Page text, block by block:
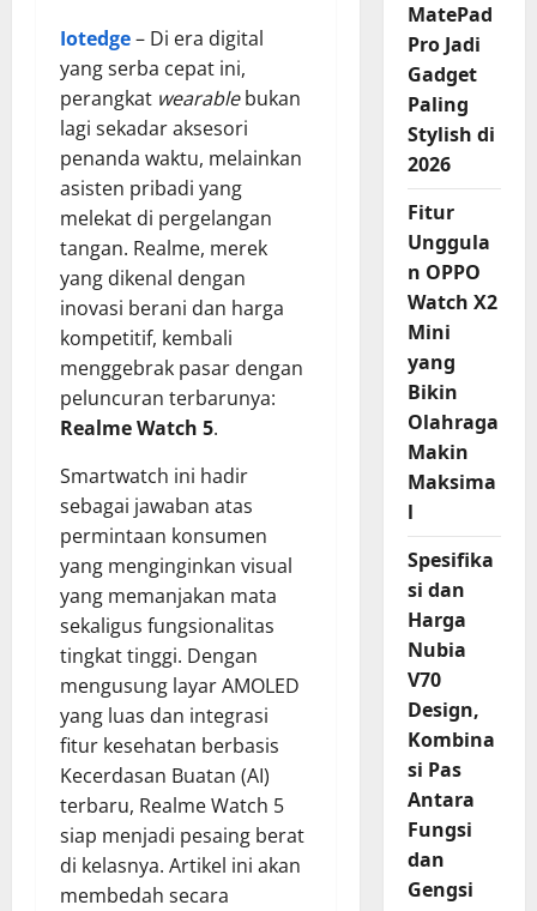
Iotedge– Di era digital
yang serba cepat ini,
perangkat wearablebukan
lagi sekadar aksesori
penanda waktu, melainkan
asisten pribadi yang
melekat di pergelangan
tangan. Realme, merek
yang dikenal dengan
inovasi berani dan harga
kompetitif, kembali
menggebrak pasar dengan
peluncuran terbarunya:
Realme Watch 5.
Smartwatch ini hadir
sebagai jawaban atas
permintaan konsumen
yang menginginkan visual
yang memanjakan mata
sekaligus fungsionalitas
tingkat tinggi. Dengan
mengusung layar AMOLED
yang luas dan integrasi
fitur kesehatan berbasis
Kecerdasan Buatan (AI)
terbaru, Realme Watch 5
siap menjadi pesaing berat
di kelasnya. Artikel ini akan
membedah secara
MatePad
Pro Jadi
Gadget
Paling
Stylish di
2026
Fitur
Unggula
n OPPO
Watch X2
Mini
yang
Bikin
Olahraga
Makin
Maksima
l
Spesifika
si dan
Harga
Nubia
V70
Design,
Kombina
si Pas
Antara
Fungsi
dan
Gengsi